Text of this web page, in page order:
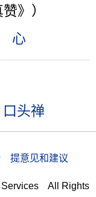
》）
心
口头禅
提意见和建议
All Rights